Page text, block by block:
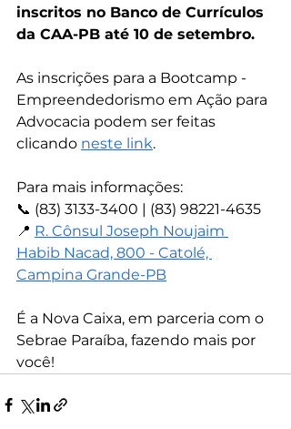
inscritos no Banco de Currículos
da CAA-PB até 10 de setembro.
As inscrições para a Bootcamp -
Empreendedorismo em Ação para
Advocacia podem ser feitas
clicando neste link.
Para mais informações:
📞 (83) 3133-3400 | (83) 98221-4635
📍 R. Cônsul Joseph Noujaim
Habib Nacad, 800 - Catolé,
Campina Grande-PB
É a Nova Caixa, em parceria com o
Sebrae Paraíba, fazendo mais por
você!